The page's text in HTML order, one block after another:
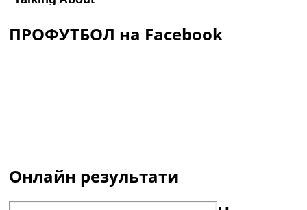
ПРОФУТБОЛ на Facebook
Онлайн результати